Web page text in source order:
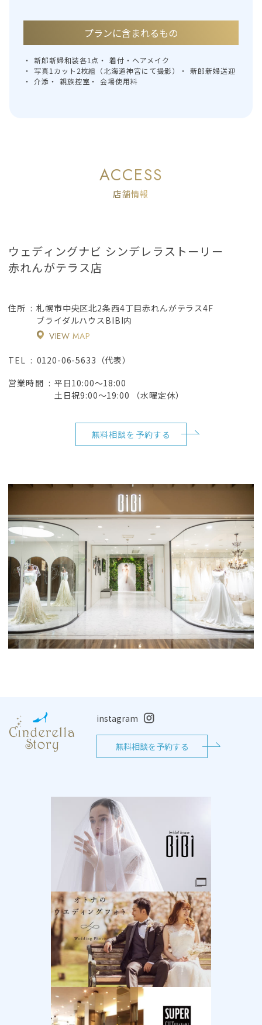
プランに含まれるもの
新郎新婦和装各1点
着付・ヘアメイク
写真1カット2枚組（北海道神宮にて撮影）
新郎新婦送迎
介添
親族控室 会場使用料
ACCESS
店舗情報
ウェディングナビ シンデレラストーリー
赤れんがテラス店
住所
札幌市中央区北2条西4丁目赤れんがテラス4F
ブライダルハウスBIBI内
VIEW MAP
TEL
0120-06-5633（代表）
営業時間
平日10:00～18:00
土日祝9:00～19:00 （水曜定休）
無料相談を予約する
instagram
無料相談を予約する